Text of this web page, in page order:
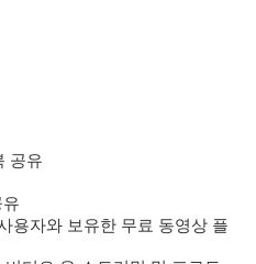
공유
용자와 보유한 무료 동영상 플